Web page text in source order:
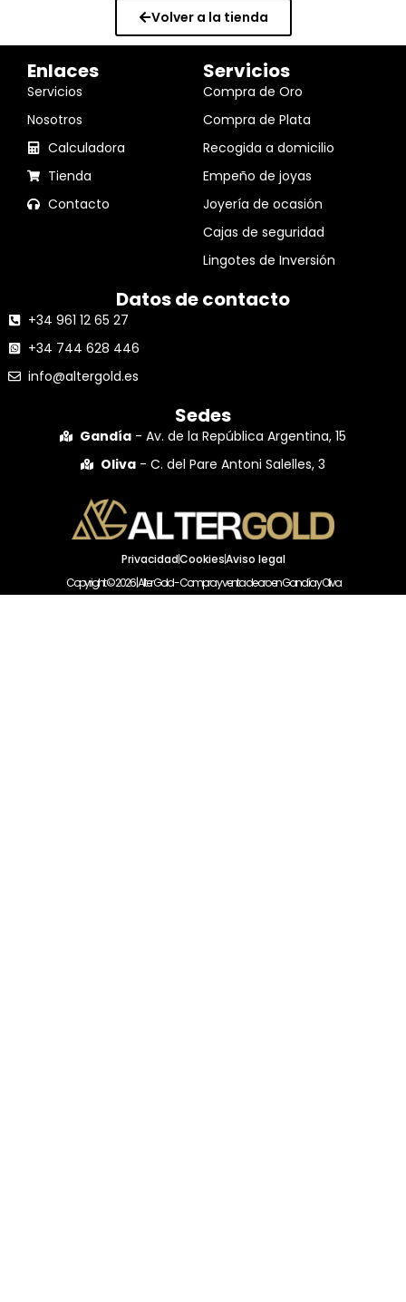
Volver a la tienda
Enlaces
Servicios
Nosotros
Calculadora
Tienda
Contacto
Servicios
Compra de Oro
Compra de Plata
Recogida a domicilio
Empeño de joyas
Joyería de ocasión
Cajas de seguridad
Lingotes de Inversión
Datos de contacto
+34 961 12 65 27
+34 744 628 446
info@altergold.es
Sedes
Gandía - Av. de la República Argentina, 15
Oliva - C. del Pare Antoni Salelles, 3
PrivacidadCookiesAviso legal
Copyright © 2026 | Alter Gold - Compra y venta de oro en Gandía y Oliva